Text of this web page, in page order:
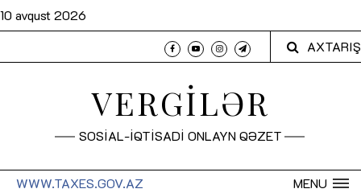
10 avqust 2026
AXTARIŞ
VERGİLƏR
SOSİAL-İQTİSADİ ONLAYN QƏZET
MENU
WWW.TAXES.GOV.AZ